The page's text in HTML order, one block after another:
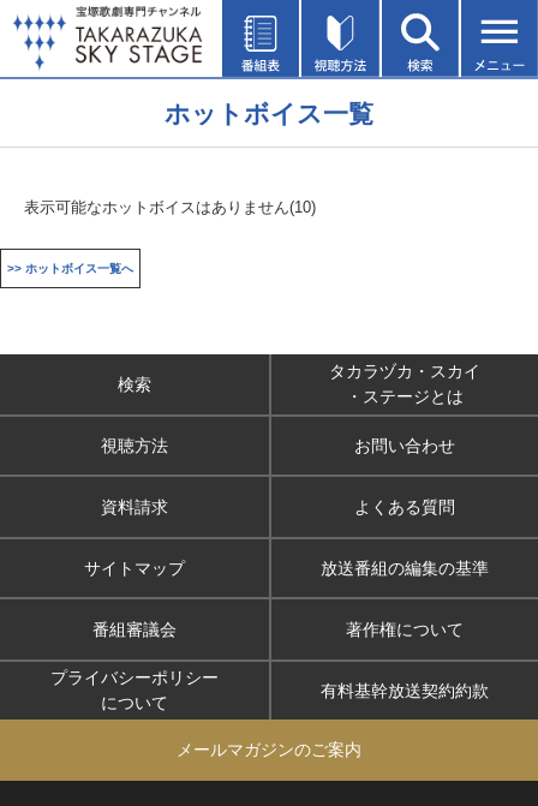
ホットボイス一覧
表示可能なホットボイスはありません(10)
>> ホットボイス一覧へ
検索
タカラヅカ・スカイ
・ステージとは
視聴方法 お問い合わせ
資料請求 よくある質問
サイトマップ 放送番組の編集の基準
番組審議会 著作権について
プライバシーポリシー
について
有料基幹放送契約約款
メールマガジンのご案内